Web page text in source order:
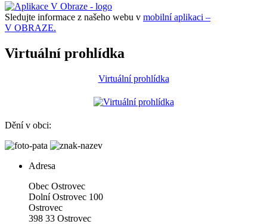
Sledujte informace z našeho webu v mobilní aplikaci –
V OBRAZE.
Virtuální prohlídka
Virtuální prohlídka
Dění v obci:
Adresa
Obec Ostrovec
Dolní Ostrovec 100
Ostrovec
398 33 Ostrovec